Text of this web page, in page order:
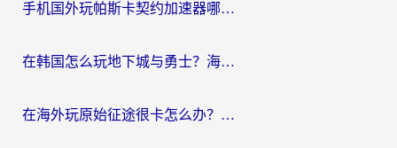
手机国外玩帕斯卡契约加速器哪个好用？海外党国服游戏之路的救星
在韩国怎么玩地下城与勇士？海外党必看的国服游戏加速全攻略
在海外玩原始征途很卡怎么办？一份给游子的终极指南